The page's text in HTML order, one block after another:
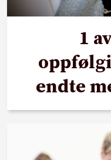
1
endte